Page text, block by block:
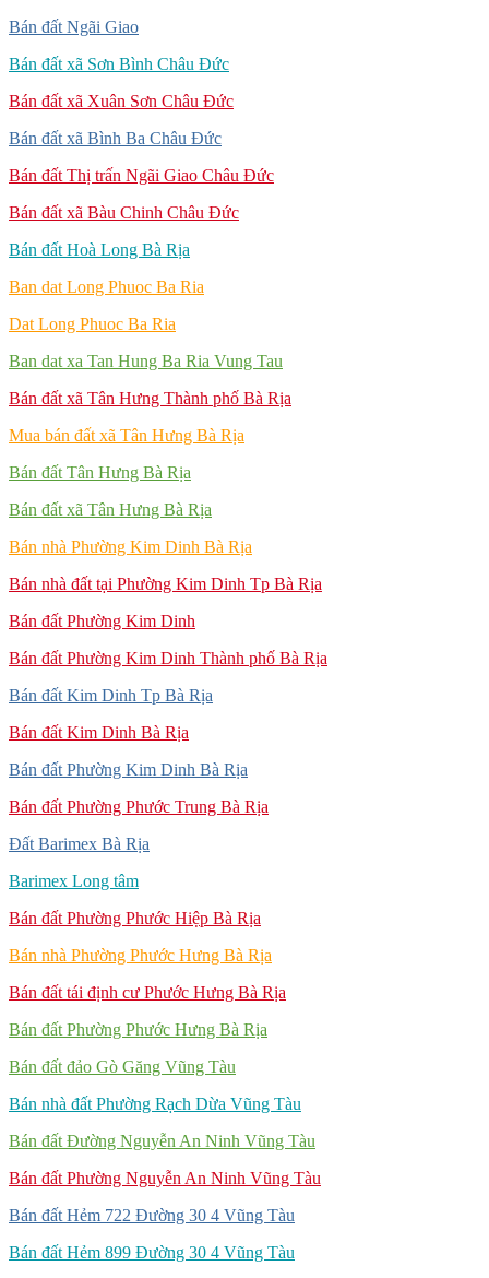
Bán đất Ngãi Giao
Bán đất xã Sơn Bình Châu Đức
Bán đất xã Xuân Sơn Châu Đức
Bán đất xã Bình Ba Châu Đức
Bán đất Thị trấn Ngãi Giao Châu Đức
Bán đất xã Bàu Chinh Châu Đức
Bán đất Hoà Long Bà Rịa
Ban dat Long Phuoc Ba Ria
Dat Long Phuoc Ba Ria
Ban dat xa Tan Hung Ba Ria Vung Tau
Bán đất xã Tân Hưng Thành phố Bà Rịa
Mua bán đất xã Tân Hưng Bà Rịa
Bán đất Tân Hưng Bà Rịa
Bán đất xã Tân Hưng Bà Rịa
Bán nhà Phường Kim Dinh Bà Rịa
Bán nhà đất tại Phường Kim Dinh Tp Bà Rịa
Bán đất Phường Kim Dinh
Bán đất Phường Kim Dinh Thành phố Bà Rịa
Bán đất Kim Dinh Tp Bà Rịa
Bán đất Kim Dinh Bà Rịa
Bán đất Phường Kim Dinh Bà Rịa
Bán đất Phường Phước Trung Bà Rịa
Đất Barimex Bà Rịa
Barimex Long tâm
Bán đất Phường Phước Hiệp Bà Rịa
Bán nhà Phường Phước Hưng Bà Rịa
Bán đất tái định cư Phước Hưng Bà Rịa
Bán đất Phường Phước Hưng Bà Rịa
Bán đất đảo Gò Găng Vũng Tàu
Bán nhà đất Phường Rạch Dừa Vũng Tàu
Bán đất Đường Nguyễn An Ninh Vũng Tàu
Bán đất Phường Nguyễn An Ninh Vũng Tàu
Bán đất Hẻm 722 Đường 30 4 Vũng Tàu
Bán đất Hẻm 899 Đường 30 4 Vũng Tàu